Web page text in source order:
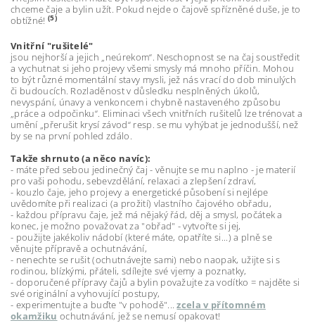
chceme čaje a bylin užít. Pokud nejde o čajově spřízněné duše, je to
obtížné! (5)
Vnitřní "rušitelé"
jsou nejhorší a jejich „neúrekom“. Neschopnost se na čaj soustředit
a vychutnat si jeho projevy všemi smysly má mnoho příčin. Mohou
to být různé momentální stavy mysli, jež nás vrací do dob minulých
či budoucích. Rozladěnost v důsledku nesplněných úkolů,
nevyspání, únavy a venkoncem i chybně nastaveného způsobu
„práce a odpočinku“. Eliminaci všech vnitřních rušitelů lze trénovat a
umění „přerušit krysí závod“ resp. se mu vyhýbat je jednodušší, než
by se na první pohled zdálo.
Takže shrnuto (a něco navíc):
- máte před sebou jedinečný čaj - věnujte se mu naplno - je materií
pro vaši pohodu, sebevzdělání, relaxaci a zlepšení zdraví,
- kouzlo čaje, jeho projevy a energetické působení si nejlépe
uvědomíte při realizaci (a prožití) vlastního čajového obřadu,
- každou přípravu čaje, jež má nějaký řád, děj a smysl, počátek a
konec, je možno považovat za "obřad" - vytvořte si jej,
- použijte jakékoliv nádobí (které máte, opatříte si...) a plně se
věnujte přípravě a ochutnávání,
- nenechte se rušit (ochutnávejte sami) nebo naopak, užijte si s
rodinou, blízkými, přáteli, sdílejte své vjemy a poznatky,
- doporučené přípravy čajů a bylin považujte za vodítko = najděte si
své originální a vyhovující postupy,
- experimentujte a buďte "v pohodě"...zcela v přítomném
okamžiku ochutnávání, jež se nemusí opakovat!